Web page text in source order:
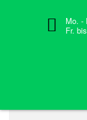
Mo. -
Fr.